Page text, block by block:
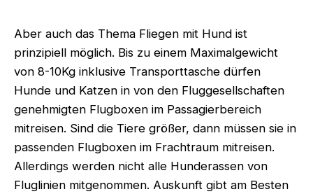
Aber auch das Thema Fliegen mit Hund ist
prinzipiell möglich. Bis zu einem Maximalgewicht
von 8-10Kg inklusive Transporttasche dürfen
Hunde und Katzen in von den Fluggesellschaften
genehmigten Flugboxen im Passagierbereich
mitreisen. Sind die Tiere größer, dann müssen sie in
passenden Flugboxen im Frachtraum mitreisen.
Allerdings werden nicht alle Hunderassen von
Fluglinien mitgenommen. Auskunft gibt am Besten